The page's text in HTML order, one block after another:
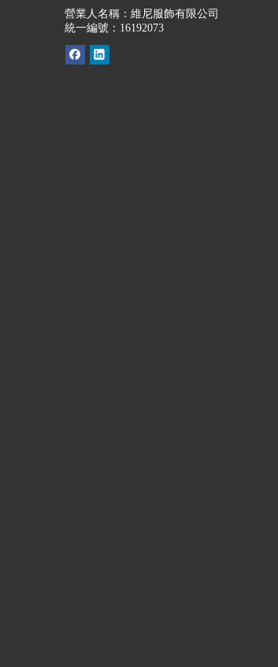
營業人名稱：維尼服飾有限公司
統一編號：16192073